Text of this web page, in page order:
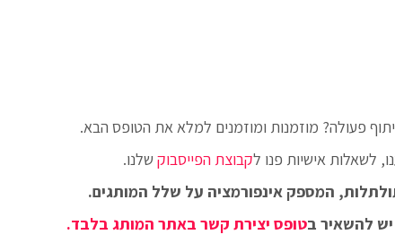
פעולה? מוזמנות ומוזמנים למלא את הטופס הבא.
לשאלות אישיות פנו לקבוצת הפייסבוקשלנו.
המספק אינפורמציה על שלל המותגים.
טופס יצירת קשר באתר המותג בלבד.